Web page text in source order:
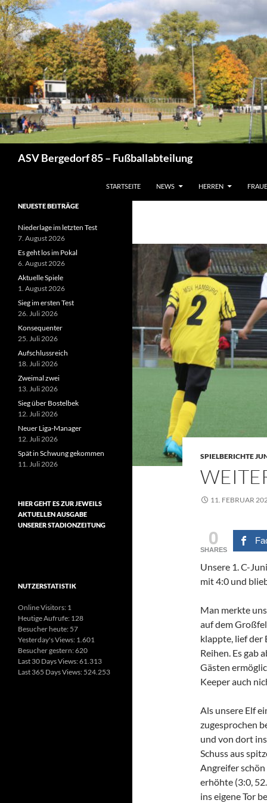
Zum
Inhalt
springen
ASV Bergedorf 85 – Fußballabteilung
STARTSEITE NEWS HERREN
SPIELBERICHTE
11. FEBRUAR
0
SHARES
Unsere 1. C-
mit 4:0 und
Man merkte
auf dem
klappte, lief der
Reihen. Es gab
Gästen
Keeper auch
Als unsere Elf
zugesprochen
und von dort
Schuss aus
Angreifer
erhöhte (3:0,
ins eigene Tor
NEUESTE BEITRÄGE
Niederlage im letzten Test
7. August 2026
Es geht los im Pokal
6. August 2026
Aktuelle Spiele
1. August 2026
Sieg im ersten Test
26. Juli 2026
Konsequenter
25. Juli 2026
Aufschlussreich
18. Juli 2026
Zweimal zwei
13. Juli 2026
Sieg über Bostelbek
12. Juli 2026
Neuer Liga-Manager
12. Juli 2026
Spät in Schwung gekommen
11. Juli 2026
HIER GEHT ES ZUR JEWEILS
AKTUELLEN AUSGABE
UNSERER STADIONZEITUNG
NUTZERSTATISTIK
Online Visitors: 1
Heutige Aufrufe: 128
Besucher heute: 57
Yesterday's Views: 1.601
Besucher gestern:620
Last 30 Days Views:61.313
Last 365 Days Views: 524.253